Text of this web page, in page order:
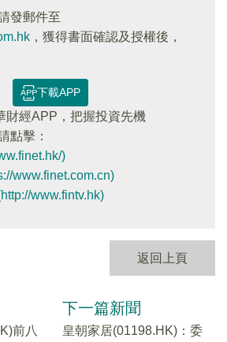
發郵件至
，獲得書面確認及授權後，
下載APP
財經APP，把握投資先機
點擊：
)
www.finet.com.cn)
www.fintv.hk)
返回上頁
前八
下一篇新聞
皇朝家居(01198.HK)：委